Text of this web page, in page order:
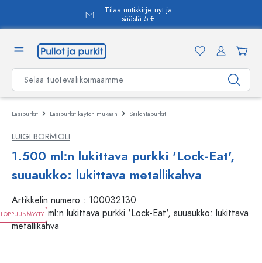
Tilaa uutiskirje nyt ja
säästä 5 €
Lasipurkit Lasipurkit käytön mukaan Säilöntäpurkit
LUIGI BORMIOLI
1.500 ml:n lukittava purkki 'Lock-Eat',
suuaukko: lukittava metallikahva
Artikkelin numero : 100032130
LOPPUUNMYYTY